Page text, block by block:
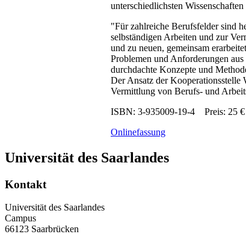
unterschiedlichsten
"Für zahlreiche Berufsfelder sind
selbständigen Arbeiten und zur
und zu neuen, gemeinsam
Problemen und Anforderungen
durchdachte Konzepte und
Der Ansatz der Kooperationsstelle
Vermittlung von Berufs- und
ISBN: 3-935009-19-4 Preis: 25
Onlinefassung
Universität des Saarlandes
Kontakt
Universität des Saarlandes
Campus
66123 Saarbrücken